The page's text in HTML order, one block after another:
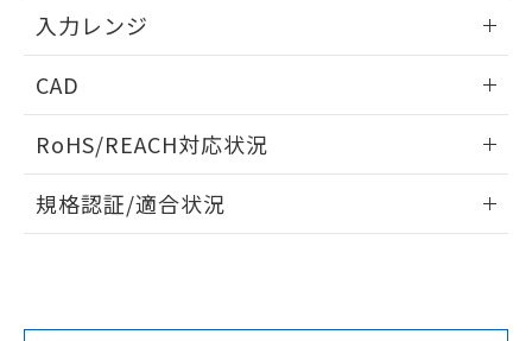
入力レンジ
CAD
ドすることができます。
ログイン/会員登録
ダウンロードデータをご利用いただく前に、以下を必ずお読
RoHS/REACH対応状況
EU RoHS 注意事項・凡例
規格認証/適合状況